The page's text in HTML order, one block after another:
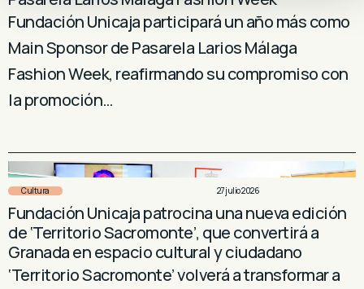
Fundación Unicaja participará un año más como
Main Sponsor de Pasarela Larios Málaga
Fashion Week, reafirmando su compromiso con
la promoción…
Cultura 27 julio 2026
Fundación Unicaja patrocina una nueva edición
de ‘Territorio Sacromonte’, que convertirá a
Granada en espacio cultural y ciudadano
‘Territorio Sacromonte’ volverá a transformar a